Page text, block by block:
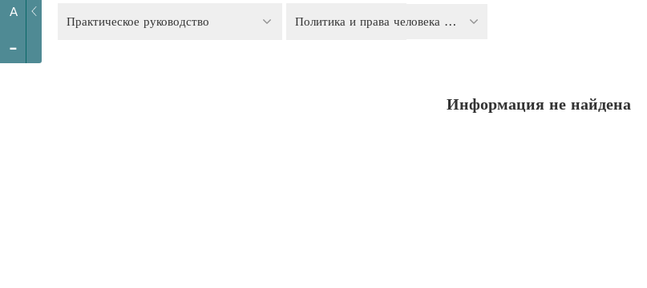
A
-
Практическое руководство Политика и права человека в конфликтных регионах
Информация не найдена